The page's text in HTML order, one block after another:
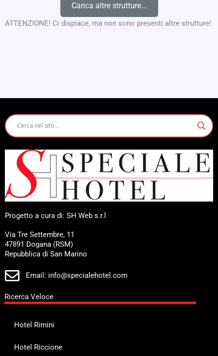
Carica altre strutture...
ATTENZIONE! Ci dispiace, ma non sono presenti altre strutture!
Progetto a cura di: SH Web s.r.l
Via Tre Settembre, 11
47891 Dogana (RSM)
Repubblica di San Marino
Email: info@specialehotel.com
Ricerca Veloce
Hotel Rimini
Hotel Riccione